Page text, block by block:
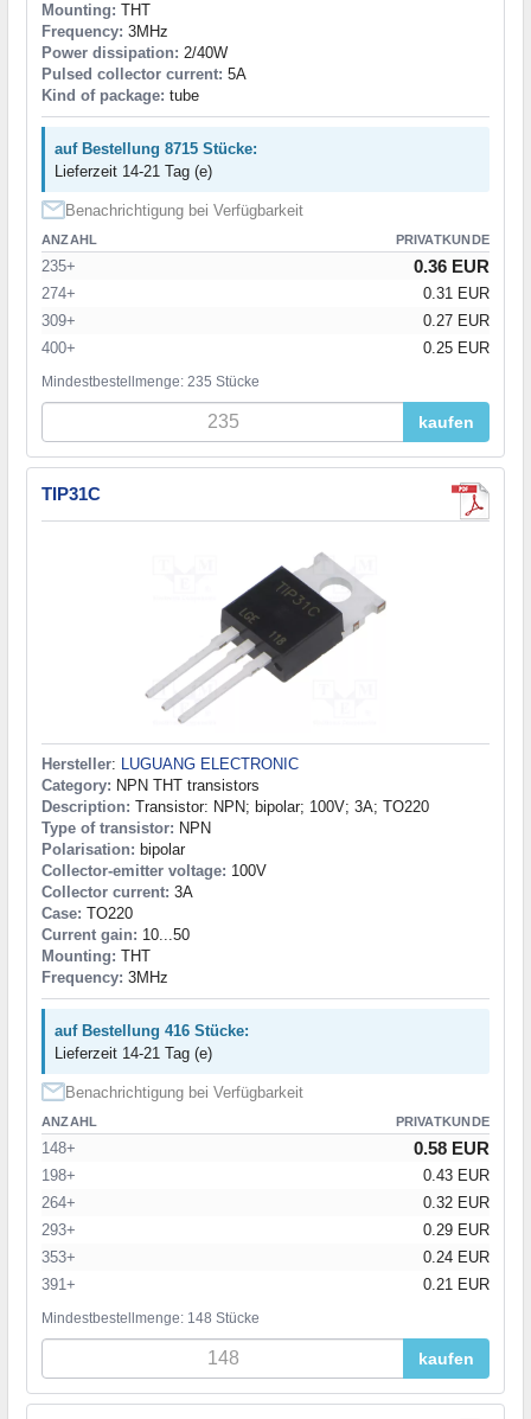
Mounting: THT
Frequency: 3MHz
Power dissipation: 2/40W
Pulsed collector current: 5A
Kind of package: tube
auf Bestellung 8715 Stücke:
Lieferzeit 14-21 Tag (e)
Benachrichtigung bei Verfügbarkeit
ANZAHL PRIVATKUNDE
235+ 0.36 EUR
274+
0.31 EUR
309+
0.27 EUR
400+
0.25 EUR
Mindestbestellmenge: 235 Stücke
kaufen
TIP31C
Hersteller: LUGUANG ELECTRONIC
Category: NPN THT transistors
Description: Transistor: NPN; bipolar; 100V; 3A; TO220
Type of transistor: NPN
Polarisation: bipolar
Collector-emitter voltage: 100V
Collector current: 3A
Case: TO220
Current gain: 10...50
Mounting: THT
Frequency: 3MHz
auf Bestellung 416 Stücke:
Lieferzeit 14-21 Tag (e)
Benachrichtigung bei Verfügbarkeit
ANZAHL PRIVATKUNDE
148+ 0.58 EUR
198+
0.43 EUR
264+
0.32 EUR
293+
0.29 EUR
353+
0.24 EUR
391+
0.21 EUR
Mindestbestellmenge: 148 Stücke
kaufen